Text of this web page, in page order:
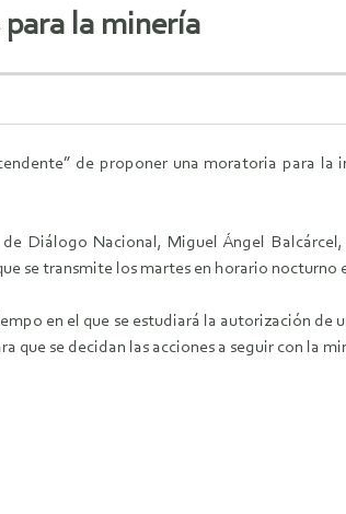
la minería
de proponer una moratoria para la
Diálogo Nacional, Miguel Ángel
se transmite los martes en horario nocturno
en el que se estudiará la autorización de
que se decidan las acciones a seguir con la